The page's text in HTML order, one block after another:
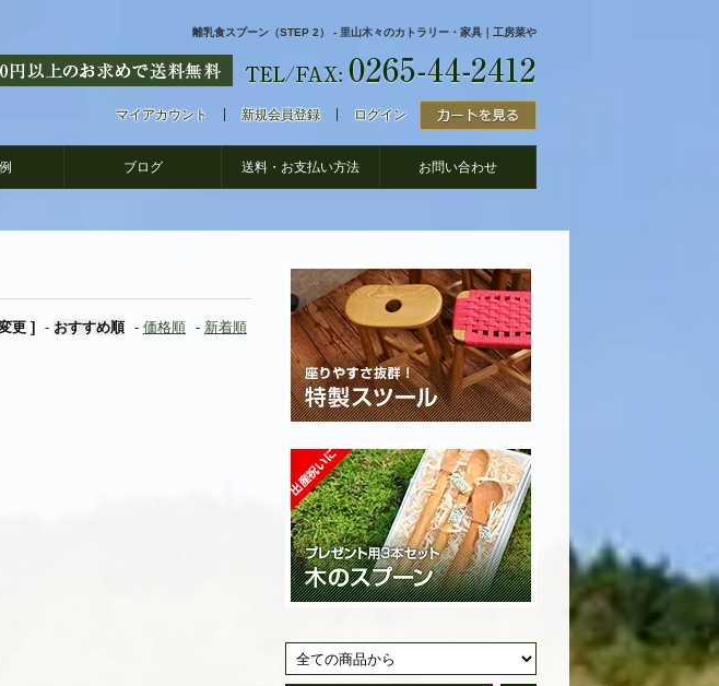
離乳食スプーン（STEP 2） - 里山木々のカトラリー・家具｜工房菜や
マイアカウント 新規会員登録 ログイン
ブログ 送料・お支払い方法 お問い合わせ
更 ] - おすすめ順 - 価格順 - 新着順